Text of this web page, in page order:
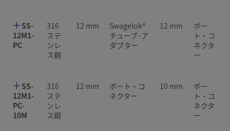
SS-
12M1-
PC
316
ステ
ンレ
ス鋼
12 mm
Swagelok®
チューブ･ア
ダプター
12 mm
ポー
ト・コ
ネクタ
ー
SS-
12M1-
PC-
10M
316
ステ
ンレ
ス鋼
12 mm
ポート・コ
ネクター
10 mm
ポー
ト・コ
ネクタ
ー